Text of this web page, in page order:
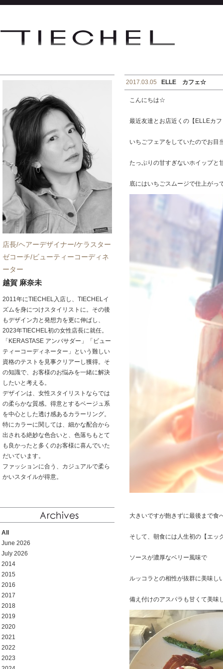
店長/ヘアーデザイナー/ケラスター
ゼコーチ/ビューティーコーディネ
ーター
越賀 麻奈未
2011年にTIECHEL入店し、TIECHELイ
ズムを身につけスタイリストに。その後
もデザイン力と発想力を更に伸ばし、
2023年TIECHEL初の女性店長に就任。
「KERASTASE アンバサダー」「ビュー
ティーコーディネーター」という難しい
資格のテストを見事クリアーし獲得。そ
の知識で、お客様のお悩みを一緒に解決
したいと考える。
デザインは、女性スタイリストならでは
の柔らかな質感。得意とするベージュ系
を中心とした透け感あるカラーリング。
特にカラーに関しては、細かな配合から
出される絶妙な色合いと、色落ちもとて
も良かったと多くのお客様に喜んでいた
だいています。
ファッションに合う、カジュアルで柔ら
かいスタイルが得意。
All
June 2026
July 2026
2014
2015
2016
2017
2018
2019
2020
2021
2022
2023
2017.03.05 ELLE カフェ☆
こんにちは☆
最近友達とお店近くの【ELLEカ
いちごフェアをしていたのでお目
たっぷりの甘すぎないホイップと
底にはいちごスムージで仕上がっ
大きいですが飽きずに最後まで食
そして、朝食には人生初の【エッ
ソースが濃厚なベリー風味で
ルッコラとの相性が抜群に美味し
備え付けのアスパラも甘くて美味